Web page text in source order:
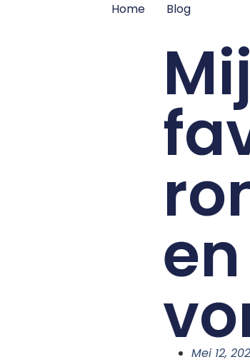
Home Blog
Mei 12,